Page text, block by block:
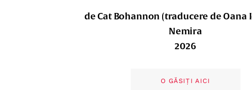
de Cat Bohannon (traducere de Oana
Nemira
2026
O GĂSIȚI AICI